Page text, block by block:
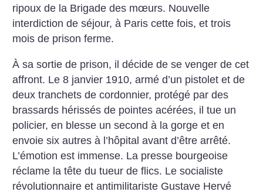
ripoux de la Brigade des mœurs. Nouvelle
interdiction de séjour, à Paris cette fois, et trois
mois de prison ferme.
À sa sortie de prison, il décide de se venger de cet
affront. Le 8 janvier 1910, armé d’un pistolet et de
deux tranchets de cordonnier, protégé par des
brassards hérissés de pointes acérées, il tue un
policier, en blesse un second à la gorge et en
envoie six autres à l’hôpital avant d’être arrêté.
L’émotion est immense. La presse bourgeoise
réclame la tête du tueur de flics. Le socialiste
révolutionnaire et antimilitariste Gustave Hervé